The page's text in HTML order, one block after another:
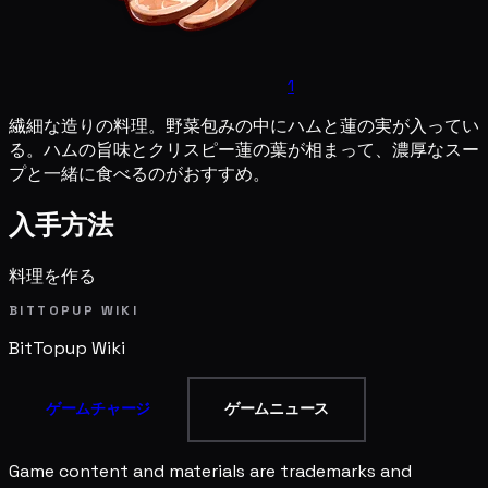
1
繊細な造りの料理。野菜包みの中にハムと蓮の実が入ってい
る。ハムの旨味とクリスピー蓮の葉が相まって、濃厚なスー
プと一緒に食べるのがおすすめ。
入手方法
料理を作る
BITTOPUP WIKI
BitTopup Wiki
ゲームチャージ ゲームニュース
Game content and materials are trademarks and